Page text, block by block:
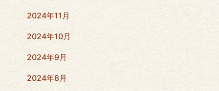
2024年11月
2024年10月
2024年9月
2024年8月